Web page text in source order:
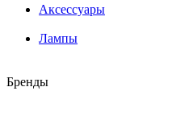
Аксессуары
Лампы
Бренды